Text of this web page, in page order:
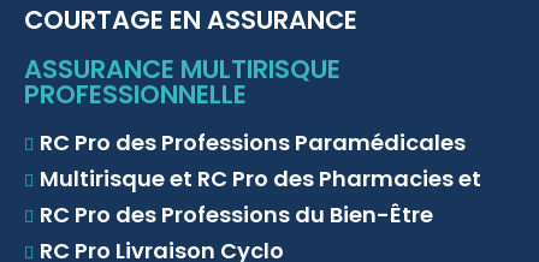
COURTAGE EN ASSURANCE
ASSURANCE MULTIRISQUE
PROFESSIONNELLE
RC Pro des Professions Paramédicales
Multirisque et RC Pro des Pharmacies et
RC Pro des Professions du Bien-Être
RC Pro Livraison Cyclo